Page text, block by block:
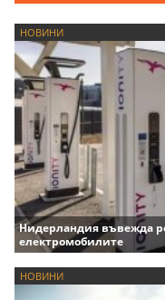
НОВИНИ
Нидерландия въвежда
електромобилите
НОВИНИ